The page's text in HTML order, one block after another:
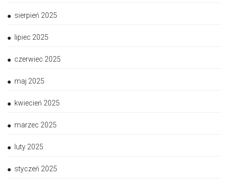
sierpień 2025
lipiec 2025
czerwiec 2025
maj 2025
kwiecień 2025
marzec 2025
luty 2025
styczeń 2025